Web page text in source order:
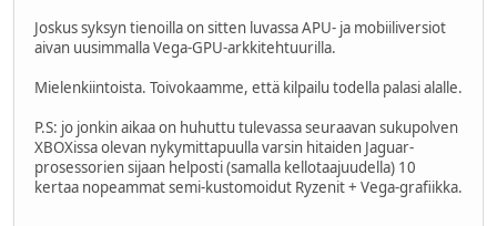
Joskus syksyn tienoilla on sitten luvassa APU- ja mobiiliversiot
aivan uusimmalla Vega-GPU-arkkitehtuurilla.
Mielenkiintoista. Toivokaamme, että kilpailu todella palasi alalle.
P.S: jo jonkin aikaa on huhuttu tulevassa seuraavan sukupolven
XBOXissa olevan nykymittapuulla varsin hitaiden Jaguar-
prosessorien sijaan helposti (samalla kellotaajuudella) 10
kertaa nopeammat semi-kustomoidut Ryzenit + Vega-grafiikka.